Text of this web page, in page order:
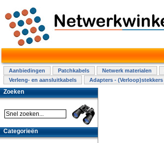
Aanbiedingen Patchkabels Netwerk materialen
Verleng- en aansluitkabels
Adapters - (Verloop)stekkers
Zoeken
Categorieën